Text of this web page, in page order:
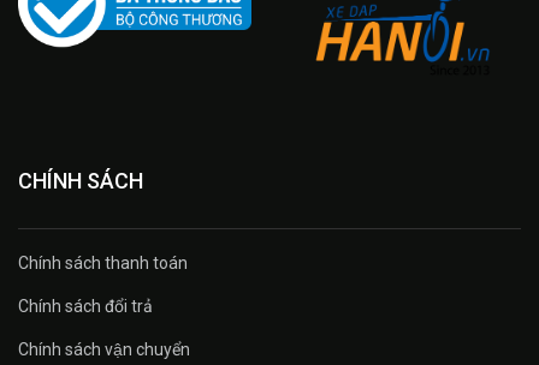
CHÍNH SÁCH
Chính sách thanh toán
Chính sách đổi trả
Chính sách vận chuyển